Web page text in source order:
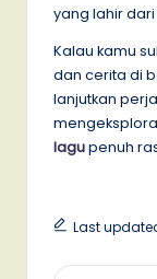
yang lahir
Kalau kamu
dan cerita di
lanjutkan
lagupenuh
Last